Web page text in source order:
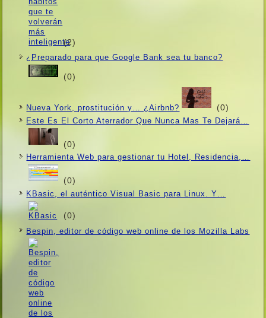
(2)
¿Preparado para que Google Bank sea tu banco?
(0)
Nueva York, prostitución y… ¿Airbnb? (0)
Este Es El Corto Aterrador Que Nunca Mas Te Dejará…
(0)
Herramienta Web para gestionar tu Hotel, Residencia,…
(0)
KBasic, el auténtico Visual Basic para Linux. Y…
(0)
Bespin, editor de código web online de los Mozilla Labs